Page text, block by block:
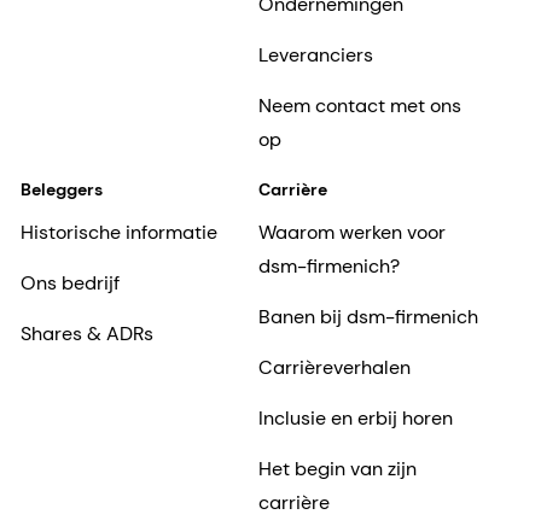
Leveranciers
Neem contact met ons
op
Beleggers
Historische informatie
Ons bedrijf
Shares & ADRs
Carrière
Waarom werken voor
dsm-firmenich?
Banen bij dsm-firmenich
Carrièreverhalen
Inclusie en erbij horen
Het begin van zijn
carrière